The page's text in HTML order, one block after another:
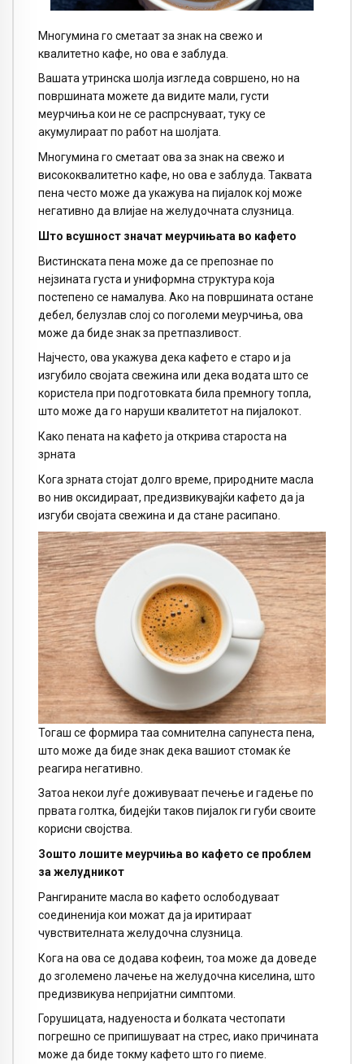
Многумина го сметаат за знак на свежо и
квалитетно кафе, но ова е заблуда.
Вашата утринска шолја изгледа совршено, но на
површината можете да видите мали, густи
меурчиња кои не се распрснуваат, туку се
акумулираат по работ на шолјата.
Многумина го сметаат ова за знак на свежо и
висококвалитетно кафе, но ова е заблуда. Таквата
пена често може да укажува на пијалок кој може
негативно да влијае на желудочната слузница.
Што всушност значат меурчињата во кафето
Вистинската пена може да се препознае по
нејзината густа и униформна структура која
постепено се намалува. Ако на површината остане
дебел, белузлав слој со поголеми меурчиња, ова
може да биде знак за претпазливост.
Најчесто, ова укажува дека кафето е старо и ја
изгубило својата свежина или дека водата што се
користела при подготовката била премногу топла,
што може да го наруши квалитетот на пијалокот.
Како пената на кафето ја открива староста на
зрната
Кога зрната стојат долго време, природните масла
во нив оксидираат, предизвикувајќи кафето да ја
изгуби својата свежина и да стане расипано.
Тогаш се формира таа сомнителна сапунеста пена,
што може да биде знак дека вашиот стомак ќе
реагира негативно.
Затоа некои луѓе доживуваат печење и гадење по
првата голтка, бидејќи таков пијалок ги губи своите
корисни својства.
Зошто лошите меурчиња во кафето се проблем
за желудникот
Рангираните масла во кафето ослободуваат
соединенија кои можат да ја иритираат
чувствителната желудочна слузница.
Кога на ова се додава кофеин, тоа може да доведе
до зголемено лачење на желудочна киселина, што
предизвикува непријатни симптоми.
Горушицата, надуеноста и болката честопати
погрешно се припишуваат на стрес, иако причината
може да биде токму кафето што го пиеме.